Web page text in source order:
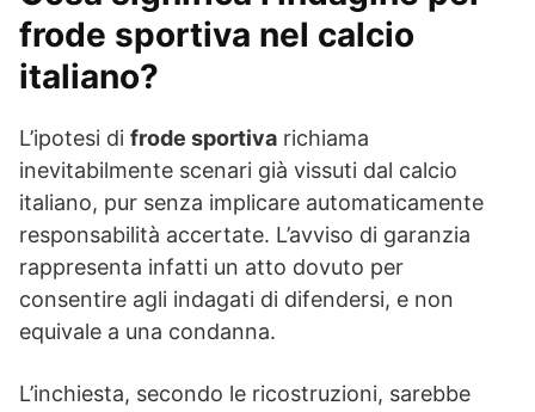
frode sportiva nel calcio
italiano?
L’ipotesi di frode sportiva richiama
inevitabilmente scenari già vissuti dal calcio
italiano, pur senza implicare automaticamente
responsabilità accertate. L’avviso di garanzia
rappresenta infatti un atto dovuto per
consentire agli indagati di difendersi, e non
equivale a una condanna.
L’inchiesta, secondo le ricostruzioni, sarebbe